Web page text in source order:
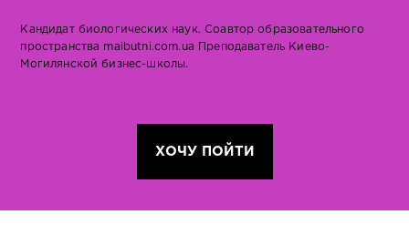
Кандидат биологических наук. Соавтор образовательного
пространства maibutni.com.ua Преподаватель Киево-
Могилянской бизнес-школы.
ХОЧУ ПОЙТИ